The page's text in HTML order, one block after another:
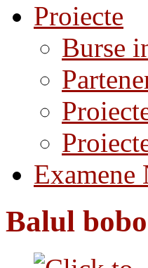
Proiecte
Burse
Examene
Balul